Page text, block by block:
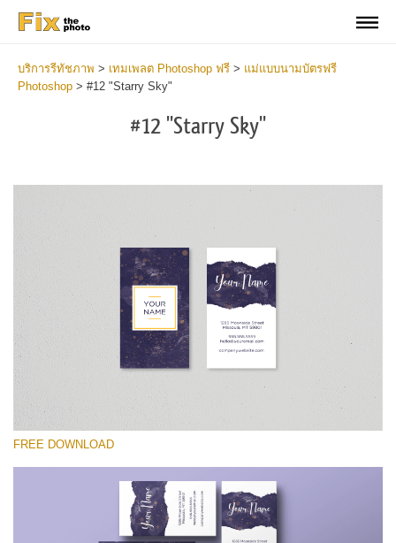
บริการรีทัชภาพ > เทมเพลต Photoshop ฟรี > แม่แบบนามบัตรฟรี
Photoshop > #12 "Starry Sky"
#12 "Starry Sky"
โปรดเลือก
FREE DOWNLOAD